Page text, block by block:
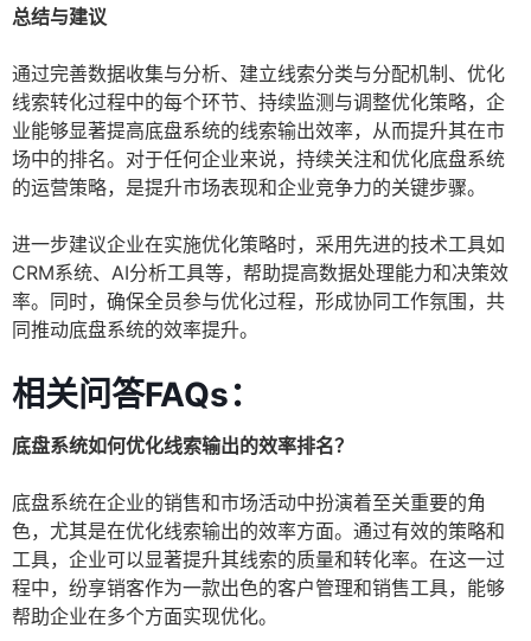
总结与建议
通过完善数据收集与分析、建立线索分类与分配机制、优化
线索转化过程中的每个环节、持续监测与调整优化策略，企
业能够显著提高底盘系统的线索输出效率，从而提升其在市
场中的排名。对于任何企业来说，持续关注和优化底盘系统
的运营策略，是提升市场表现和企业竞争力的关键步骤。
进一步建议企业在实施优化策略时，采用先进的技术工具如
CRM系统、AI分析工具等，帮助提高数据处理能力和决策效
率。同时，确保全员参与优化过程，形成协同工作氛围，共
同推动底盘系统的效率提升。
相关问答FAQs：
底盘系统如何优化线索输出的效率排名？
底盘系统在企业的销售和市场活动中扮演着至关重要的角
色，尤其是在优化线索输出的效率方面。通过有效的策略和
工具，企业可以显著提升其线索的质量和转化率。在这一过
程中，纷享销客作为一款出色的客户管理和销售工具，能够
帮助企业在多个方面实现优化。